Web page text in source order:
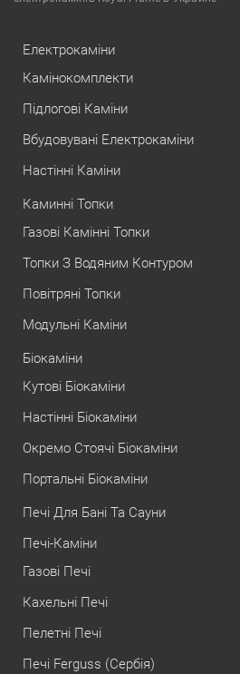
Електрокаміни
Камінокомплекти
Підлогові Каміни
Вбудовувані Електрокаміни
Настінні Каміни
Каминні Топки
Газові Камінні Топки
Топки З Водяним Контуром
Повітряні Топки
Модульні Каміни
Біокаміни
Кутові Біокаміни
Настінні Біокаміни
Окремо Стоячі Біокаміни
Портальні Біокаміни
Печі Для Бані Та Сауни
Печі-Каміни
Газові Печі
Кахельні Печі
Пелетні Печі
Печі Ferguss (Сербія)